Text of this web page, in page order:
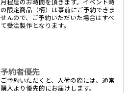
月程度のお時間を頂きます。イベント時
の限定商品（柄）は事前にご予約できま
せんので、ご予約いただいた場合はすべ
て受注製作となります。
予約者優先
ご予約いただくと、入荷の際には、通常
購入より優先的にお届けします。